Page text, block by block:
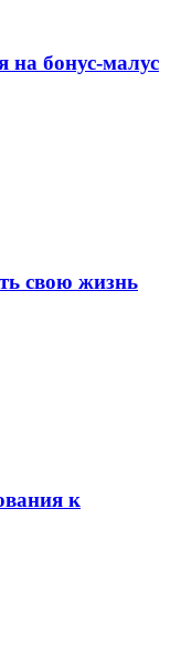
на бонус-малус
свою жизнь
к